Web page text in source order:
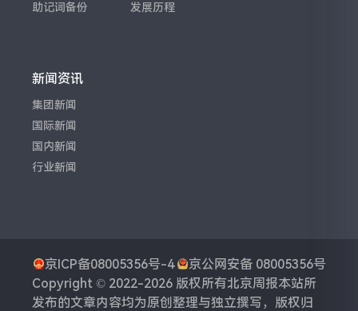
助记词备份
发展历程
新闻资讯
集团新闻
国际新闻
国内新闻
行业新闻
京ICP备08005356号-4
京公网安备 08005356号
Copyright © 2022-2026 版权所有北京周报本站所
发布的文章内容均为原创整理与独立撰写，版权归